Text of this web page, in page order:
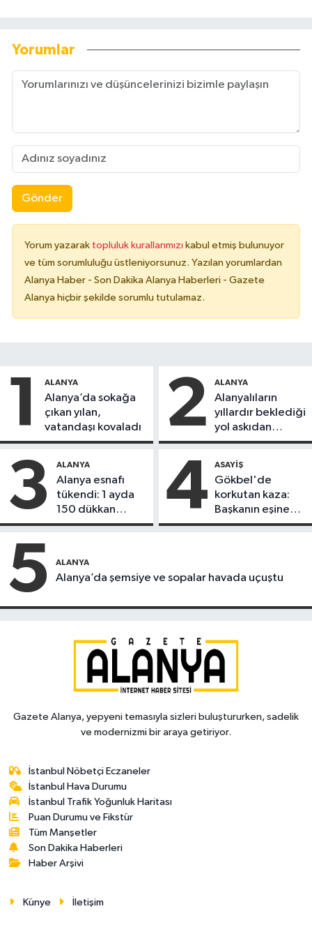
Yorumlar
Gönder
Yorum yazarak topluluk kurallarımızı kabul etmiş bulunuyor
ve tüm sorumluluğu üstleniyorsunuz. Yazılan yorumlardan
Alanya Haber - Son Dakika Alanya Haberleri - Gazete
Alanya hiçbir şekilde sorumlu tutulamaz.
1 ALANYA
Alanya’da sokağa
çıkan yılan,
vatandaşı kovaladı
2 ALANYA
Alanyalıların
yıllardır beklediği
yol askıdan
döndü
3 ALANYA
Alanya esnafı
tükendi: 1 ayda
150 dükkan
kapandı
4 ASAYIŞ
Gökbel'de
korkutan kaza:
Başkanın eşine
motosiklet çarptı
5 ALANYA
Alanya’da şemsiye ve sopalar havada uçuştu
Gazete Alanya, yepyeni temasıyla sizleri buluştururken, sadelik
ve modernizmi bir araya getiriyor.
İstanbul Nöbetçi Eczaneler
İstanbul Hava Durumu
İstanbul Trafik Yoğunluk Haritası
Puan Durumu ve Fikstür
Tüm Manşetler
Son Dakika Haberleri
Haber Arşivi
Künye İletişim